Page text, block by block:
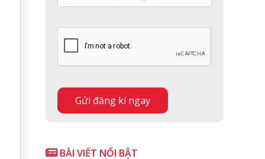
BÀI VIẾT NỔI BẬT